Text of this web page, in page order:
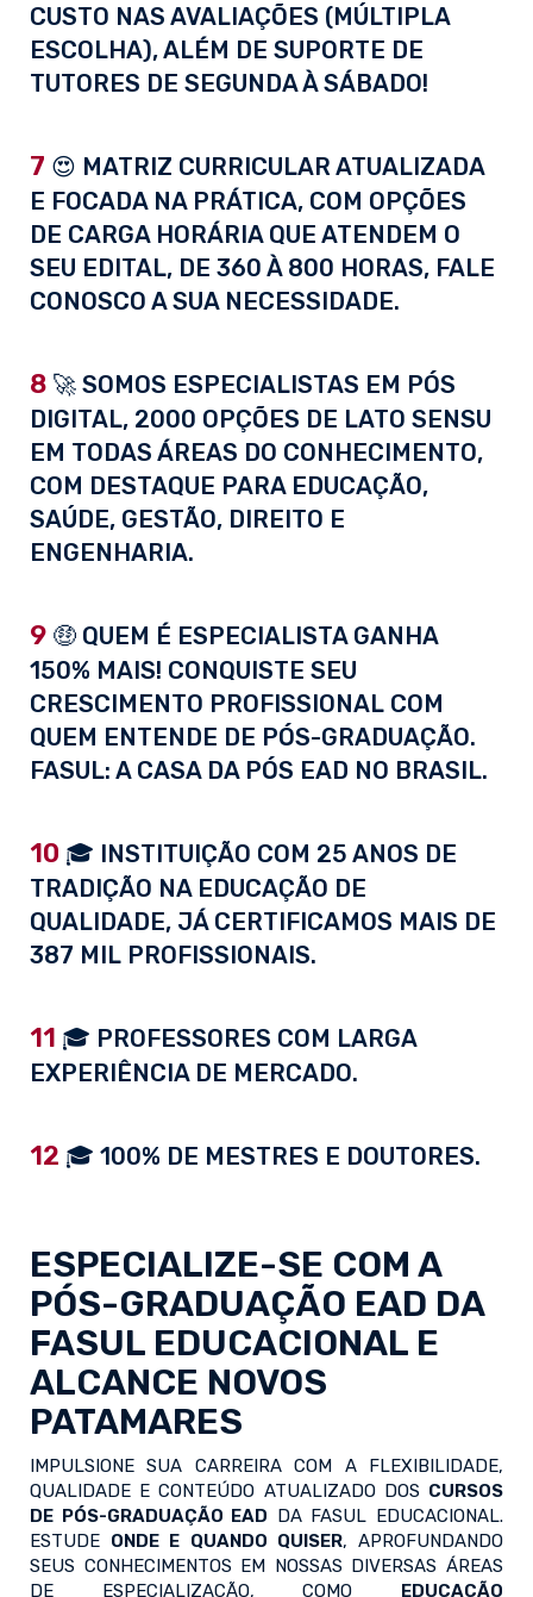
CUSTO NAS AVALIAÇÕES (MÚLTIPLA
ESCOLHA), ALÉM DE SUPORTE DE
TUTORES DE SEGUNDA À SÁBADO!
7 😍 MATRIZ CURRICULAR ATUALIZADA
E FOCADA NA PRÁTICA, COM OPÇÕES
DE CARGA HORÁRIA QUE ATENDEM O
SEU EDITAL, DE 360 À 800 HORAS, FALE
CONOSCO A SUA NECESSIDADE.
8 🚀 SOMOS ESPECIALISTAS EM PÓS
DIGITAL, 2000 OPÇÕES DE LATO SENSU
EM TODAS ÁREAS DO CONHECIMENTO,
COM DESTAQUE PARA EDUCAÇÃO,
SAÚDE, GESTÃO, DIREITO E
ENGENHARIA.
9 🤑 QUEM É ESPECIALISTA GANHA
150% MAIS! CONQUISTE SEU
CRESCIMENTO PROFISSIONAL COM
QUEM ENTENDE DE PÓS-GRADUAÇÃO.
FASUL: A CASA DA PÓS EAD NO BRASIL.
10 🎓 INSTITUIÇÃO COM 25 ANOS DE
TRADIÇÃO NA EDUCAÇÃO DE
QUALIDADE, JÁ CERTIFICAMOS MAIS DE
387 MIL PROFISSIONAIS.
11 🎓 PROFESSORES COM LARGA
EXPERIÊNCIA DE MERCADO.
12 🎓 100% DE MESTRES E DOUTORES.
ESPECIALIZE-SE COM A
PÓS-GRADUAÇÃO EAD DA
FASUL EDUCACIONAL E
ALCANCE NOVOS
PATAMARES
IMPULSIONE SUA CARREIRA COM A FLEXIBILIDADE,
QUALIDADE E CONTEÚDO ATUALIZADO DOS CURSOS
DE PÓS-GRADUAÇÃO EAD DA FASUL EDUCACIONAL.
ESTUDE ONDE E QUANDO QUISER, APROFUNDANDO
SEUS CONHECIMENTOS EM NOSSAS DIVERSAS ÁREAS
DE ESPECIALIZAÇÃO, COMO EDUCAÇÃO